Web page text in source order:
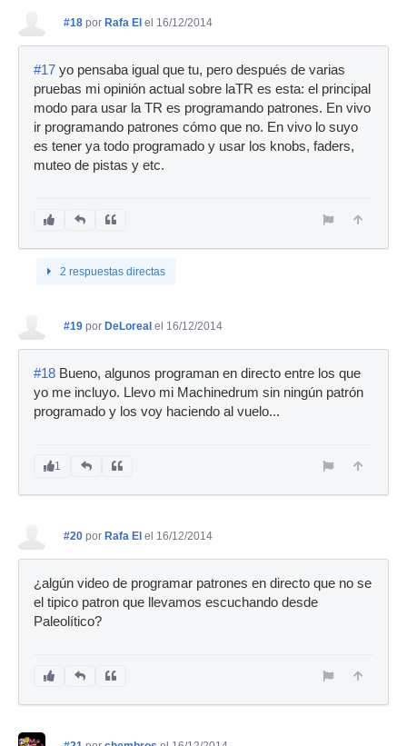
#18 por Rafa El el 16/12/2014
#17 yo pensaba igual que tu, pero después de varias
pruebas mi opinión actual sobre laTR es esta: el principal
modo para usar la TR es programando patrones. En vivo
ir programando patrones cómo que no. En vivo lo suyo
es tener ya todo programado y usar los knobs, faders,
muteo de pistas y etc.
2 respuestas directas
#19 por DeLoreal el 16/12/2014
#18 Bueno, algunos programan en directo entre los que
yo me incluyo. Llevo mi Machinedrum sin ningún patrón
programado y los voy haciendo al vuelo...
1
#20 por Rafa El el 16/12/2014
¿algún video de programar patrones en directo que no se
el tipico patron que llevamos escuchando desde
Paleolítico?